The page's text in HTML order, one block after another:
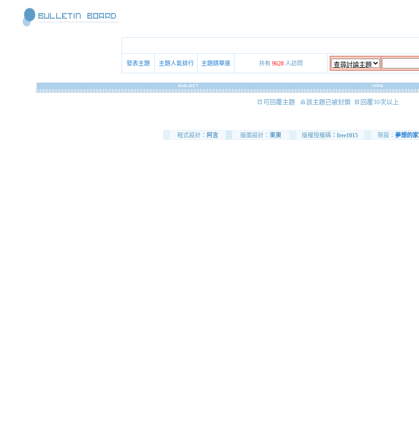
發表主題 主題人氣排行 主題精華庫 共有 9628 人訪問
可回覆主題 該主題已被封鎖 回覆30次以上
程式設計： 阿言 版面設計： 東東 版權授權碼 ：free1015 架設： 夢想的家